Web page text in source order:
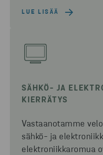
LUE LISÄÄ
SÄHKÖ- JA
KIERRÄTYS
Vastaanotamme
sähkö- ja
elektroniikkaromua